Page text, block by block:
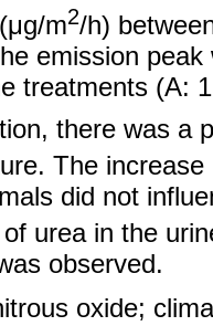
m2/h)
emission
treatments (A:
there was a
The
did not
urea in the
observed.
oxide;